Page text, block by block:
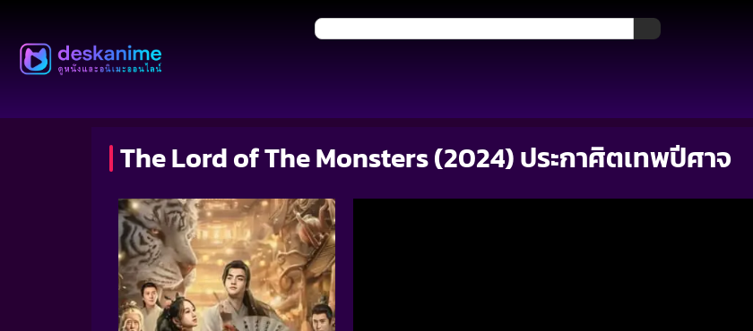
The Lord of The Monsters (2024) ประกาศิตเทพปีศาจ